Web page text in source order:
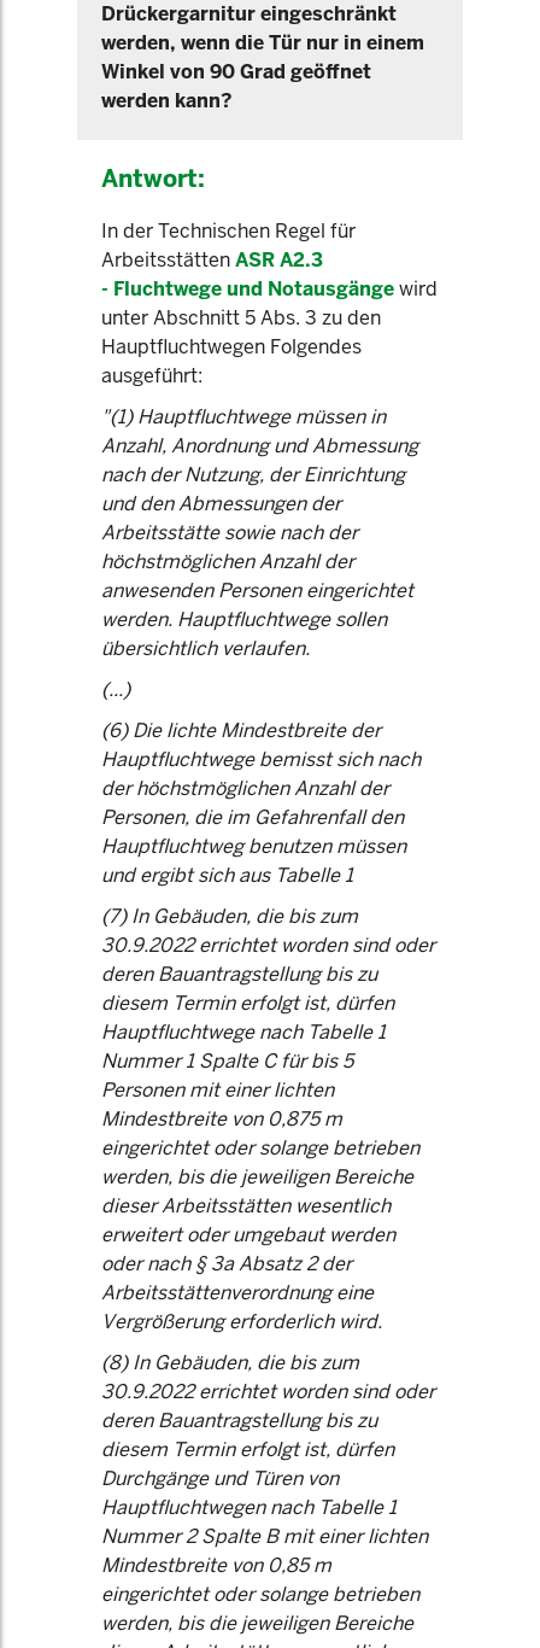
Drückergarnitur eingeschränkt
werden, wenn die Tür nur in einem
Winkel von 90 Grad geöffnet
werden kann?
Antwort:
In der Technischen Regel für
ArbeitsstättenASR A2.3
- Fluchtwege und Notausgängewird
unter Abschnitt 5 Abs. 3 zu den
Hauptfluchtwegen Folgendes
ausgeführt:
"(1) Hauptfluchtwege müssen in
Anzahl, Anordnung und Abmessung
nach der Nutzung, der Einrichtung
und den Abmessungen der
Arbeitsstätte sowie nach der
höchstmöglichen Anzahl der
anwesenden Personen eingerichtet
werden. Hauptfluchtwege sollen
übersichtlich verlaufen.
(...)
(6) Die lichte Mindestbreite der
Hauptfluchtwege bemisst sich nach
der höchstmöglichen Anzahl der
Personen, die im Gefahrenfall den
Hauptfluchtweg benutzen müssen
und ergibt sich aus Tabelle 1
(7) In Gebäuden, die bis zum
30.9.2022 errichtet worden sind oder
deren Bauantragstellung bis zu
diesem Termin erfolgt ist, dürfen
Hauptfluchtwege nach Tabelle 1
Nummer 1 Spalte C für bis 5
Personen mit einer lichten
Mindestbreite von 0,875 m
eingerichtet oder solange betrieben
werden, bis die jeweiligen Bereiche
dieser Arbeitsstätten wesentlich
erweitert oder umgebaut werden
oder nach § 3a Absatz 2 der
Arbeitsstättenverordnung eine
Vergrößerung erforderlich wird.
(8) In Gebäuden, die bis zum
30.9.2022 errichtet worden sind oder
deren Bauantragstellung bis zu
diesem Termin erfolgt ist, dürfen
Durchgänge und Türen von
Hauptfluchtwegen nach Tabelle 1
Nummer 2 Spalte B mit einer lichten
Mindestbreite von 0,85 m
eingerichtet oder solange betrieben
werden, bis die jeweiligen Bereiche